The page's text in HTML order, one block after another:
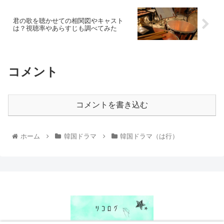
君の歌を聴かせての相関図やキャスト
は？視聴率やあらすじも調べてみた
コメント
コメントを書き込む
ホーム 韓国ドラマ 韓国ドラマ（は行）